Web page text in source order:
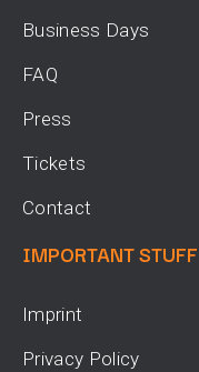
Business Days
FAQ
Press
Tickets
Contact
IMPORTANT STUFF
Imprint
Privacy Policy